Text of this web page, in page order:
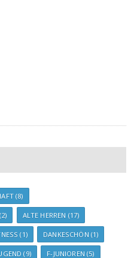
(8)
(2) ALTE HERREN (17)
(1) DANKESCHÖN (1)
(9) F-JUNIOREN (5)